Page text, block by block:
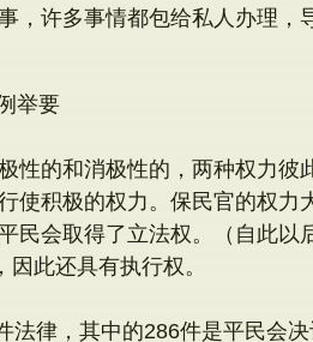
，许多事情都包给私人办理，
举要
性的和消极性的，两种权力彼
使积极的权力。保民官的权力
民会取得了立法权。（自此以
此还具有执行权。
法律，其中的286件是平民会